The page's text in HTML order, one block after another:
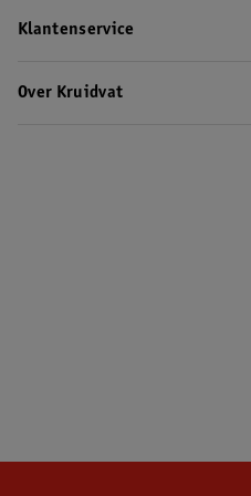
Klantenservice
Over Kruidvat